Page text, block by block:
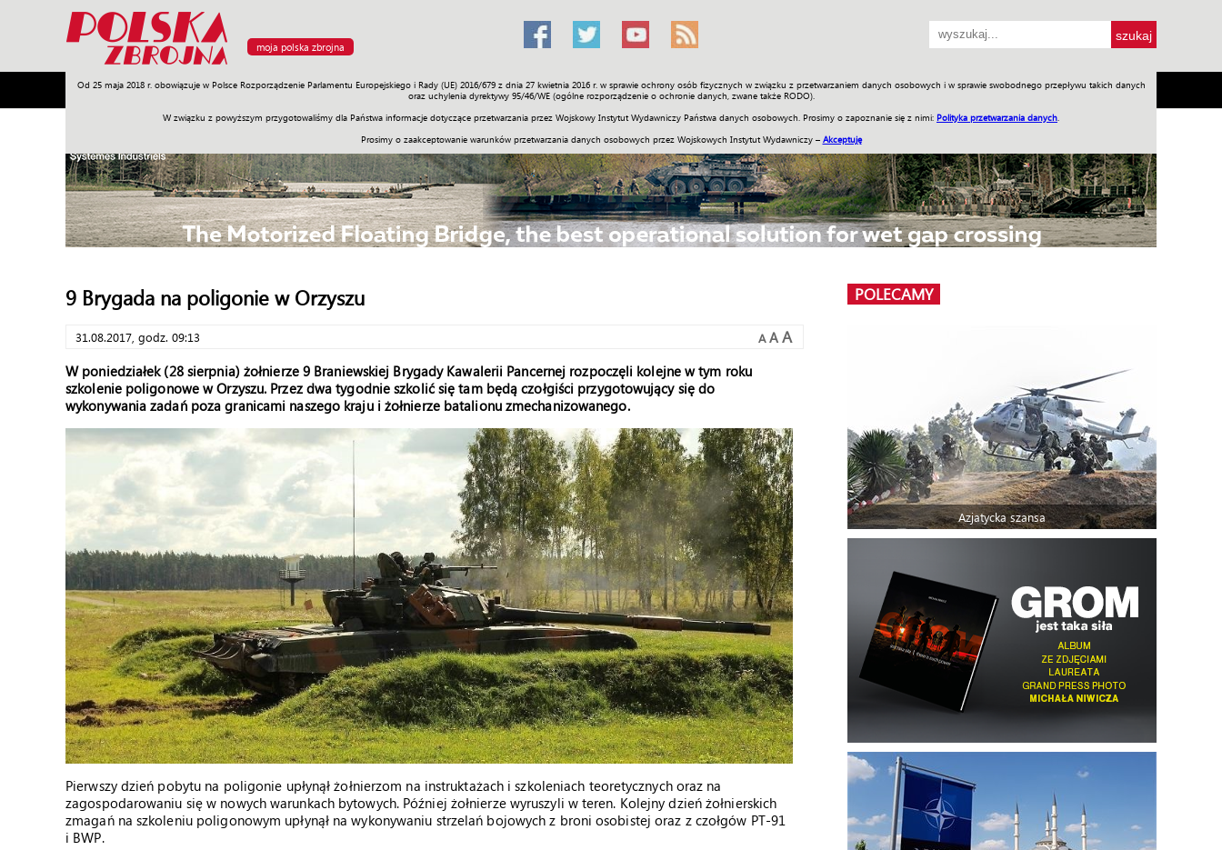
moja polska zbrojna
Od 25 maja 2018 r. obowiązuje w Polsce Rozporządzenie Parlamentu Europejskiego i Rady (UE) 2016/679 z dnia 27 kwietnia 2016 r. w sprawie ochrony osób fizycznych w związku z przetwarzaniem danych osobowych i w sprawie swobodnego przepływu takich danych
oraz uchylenia dyrektywy 95/46/WE (ogólne rozporządzenie o ochronie danych, zwane także RODO).
W związku z powyższym przygotowaliśmy dla Państwa informacje dotyczące przetwarzania przez Wojskowy Instytut Wydawniczy Państwa danych osobowych. Prosimy o zapoznanie się z nimi: Polityka przetwarzania danych
Prosimy o zaakceptowanie warunków przetwarzania danych osobowych przez Wojskowych Instytut Wydawniczy – Akceptuję
Armia Poligon Sprzęt Misje Polityka Prawo Świat Społeczność Sport Historia Galerie Wideo ENGLISH SKLEP Jednodniówki Praca w WIW
9 Brygada na poligonie w Orzyszu
31.08.2017, godz. 09:13 A A A
W poniedziałek (28 sierpnia) żołnierze 9 Braniewskiej Brygady Kawalerii Pancernej rozpoczęli kolejne w tym roku
szkolenie poligonowe w Orzyszu. Przez dwa tygodnie szkolić się tam będą czołgiści przygotowujący się do
wykonywania zadań poza granicami naszego kraju i żołnierze batalionu zmechanizowanego.
Pierwszy dzień pobytu na poligonie upłynął żołnierzom na instruktażach i szkoleniach teoretycznych oraz na
zagospodarowaniu się w nowych warunkach bytowych. Później żołnierze wyruszyli w teren. Kolejny dzień żołnierskich
zmagań na szkoleniu poligonowym upłynął na wykonywaniu strzelań bojowych z broni osobistej oraz z czołgów PT-91
i BWP.
POLECAMY
Azjatycka szansa